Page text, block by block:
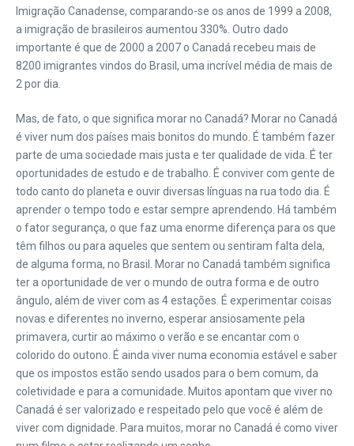
Imigração Canadense, comparando-se os anos de 1999 a 2008,
a imigração de brasileiros aumentou 330%. Outro dado
importante é que de 2000 a 2007 o Canadá recebeu mais de
8200 imigrantes vindos do Brasil, uma incrível média de mais de
2 por dia.
Mas, de fato, o que significa morar no Canadá? Morar no Canadá
é viver num dos países mais bonitos do mundo. É também fazer
parte de uma sociedade mais justa e ter qualidade de vida. É ter
oportunidades de estudo e de trabalho. É conviver com gente de
todo canto do planeta e ouvir diversas línguas na rua todo dia. É
aprender o tempo todo e estar sempre aprendendo. Há também
o fator segurança, o que faz uma enorme diferença para os que
têm filhos ou para aqueles que sentem ou sentiram falta dela,
de alguma forma, no Brasil. Morar no Canadá também significa
ter a oportunidade de ver o mundo de outra forma e de outro
ângulo, além de viver com as 4 estações. É experimentar coisas
novas e diferentes no inverno, esperar ansiosamente pela
primavera, curtir ao máximo o verão e se encantar com o
colorido do outono. É ainda viver numa economia estável e saber
que os impostos estão sendo usados para o bem comum, da
coletividade e para a comunidade. Muitos apontam que viver no
Canadá é ser valorizado e respeitado pelo que você é além de
viver com dignidade. Para muitos, morar no Canadá é como viver